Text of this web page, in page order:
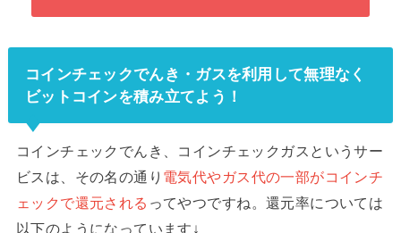
コインチェックでんき・ガスを利用して無理なく
ビットコインを積み立てよう！
コインチェックでんき、コインチェックガスというサー
ビスは、その名の通り 電気代やガス代の一部がコインチ
ェックで還元される ってやつですね。還元率については
以下のようになっています↓